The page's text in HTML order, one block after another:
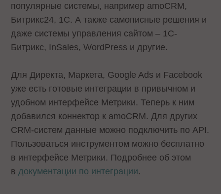
популярные системы, например amoCRM,
Битрикс24, 1C. А также самописные решения и
даже системы управления сайтом – 1С-
Битрикс, InSales, WordPress и другие.
Для Директа, Маркета, Google Ads и Facebook
уже есть готовые интеграции в привычном и
удобном интерфейсе Метрики. Теперь к ним
добавился коннектор к amoCRM. Для других
CRM-систем данные можно подключить по API.
Пользоваться инструментом можно бесплатно
в интерфейсе Метрики. Подробнее об этом
вдокументации по интеграции.